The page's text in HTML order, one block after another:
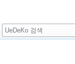
검
색